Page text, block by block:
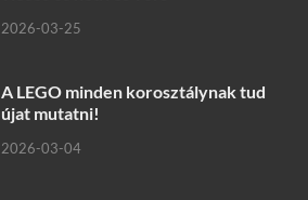
2026-03-25
A LEGO minden korosztálynak tud
újat mutatni!
2026-03-04